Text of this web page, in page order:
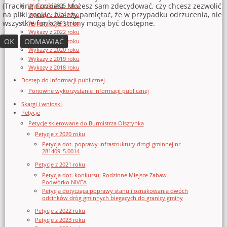
Wykazy z 2025 roku
Wykazy z 2024 roku
Wykazy z 2023 roku
Wykazy z 2022 roku
Wykazy z 2021 roku
Wykazy z 2020 roku
Wykazy z 2019 roku
Wykazy z 2018 roku
Dostęp do informacji publicznej
Ponowne wykorzystanie informacji publicznej
Skargi i wnioski
Petycje
Petycje skierowane do Burmistrza Olsztynka
Petycje z 2020 roku
Petycja dot. poprawy infrastruktury drogi gminnej nr
281409_5.0014
Petycje z 2021 roku
Petycja dot. konkursu: Rodzinne Miejsce Zabaw -
Podwórko NIVEA
Petycja dotycząca poprawy stanu i oznakowania dwóch
odcinków dróg gminnych biegących do granicy gminy
Petycje z 2022 roku
Petycje z 2023 roku
(Tracking Cookies). Możesz sam zdecydować, czy chcesz zezwolić
na pliki cookie. Należy pamiętać, że w przypadku odrzucenia, nie
wszystkie funkcje strony mogą być dostępne.
OK
ODMAWIAĆ